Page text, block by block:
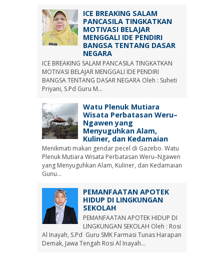
ICE BREAKING SALAM
PANCASILA TINGKATKAN
MOTIVASI BELAJAR
MENGGALI IDE PENDIRI
BANGSA TENTANG DASAR
NEGARA
ICE BREAKING SALAM PANCASILA TINGKATKAN
MOTIVASI BELAJAR MENGGALI IDE PENDIRI
BANGSA TENTANG DASAR NEGARA Oleh : Suheti
Priyani, S.Pd Guru M...
Watu Plenuk Mutiara
Wisata Perbatasan Weru–
Ngawen yang
Menyuguhkan Alam,
Kuliner, dan Kedamaian
Menikmati makan gendar pecel di Gazebo. Watu
Plenuk Mutiara Wisata Perbatasan Weru–Ngawen
yang Menyuguhkan Alam, Kuliner, dan Kedamaian
Gunu...
PEMANFAATAN APOTEK
HIDUP DI LINGKUNGAN
SEKOLAH
PEMANFAATAN APOTEK HIDUP DI
LINGKUNGAN SEKOLAH Oleh : Rosi
Al Inayah, S.Pd Guru SMK Farmasi Tunas Harapan
Demak, Jawa Tengah Rosi Al Inayah...